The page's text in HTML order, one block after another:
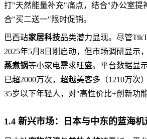
打"天然能量补充"痛点，结合"办公室提
合"买二送一"限时促销。
巴西站家居科技品类潜力显现。尽管
2025年5月8日刚启动，但市场调研显示，
蒸煮锅等小家电需求旺盛。平台数据显
已超2000万次，超越美客多（1210万次
35岁以下年轻人，对"高性价比+创新功
1.4 新兴市场：日本与中东的蓝海机